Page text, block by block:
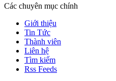
Các chuyên mục chính
Giới thiệu
Tin Tức
Thành viên
Liên hệ
Tìm kiếm
Rss Feeds